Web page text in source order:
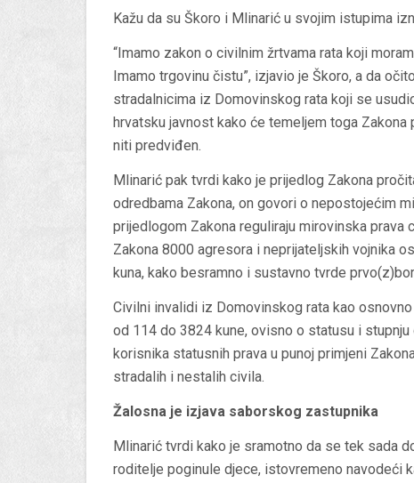
Kažu da su Škoro i Mlinarić u svojim istupima
“Imamo zakon o civilnim žrtvama rata koji
Imamo trgovinu čistu”, izjavio je Škoro, a da
stradalnicima iz Domovinskog rata koji se
hrvatsku javnost kako će temeljem toga
niti predviđen.
Mlinarić pak tvrdi kako je prijedlog Zakona
odredbama Zakona, on govori o nepostojećim
prijedlogom Zakona reguliraju mirovinska
Zakona 8000 agresora i neprijateljskih vojnika
kuna, kako besramno i sustavno tvrde
Civilni invalidi iz Domovinskog rata kao
od 114 do 3824 kune, ovisno o statusu i
korisnika statusnih prava u punoj primjeni
stradalih i nestalih civila.
Žalosna je izjava saborskog zastupnika
Mlinarić tvrdi kako je sramotno da se tek sada
roditelje poginule djece, istovremeno navodeći